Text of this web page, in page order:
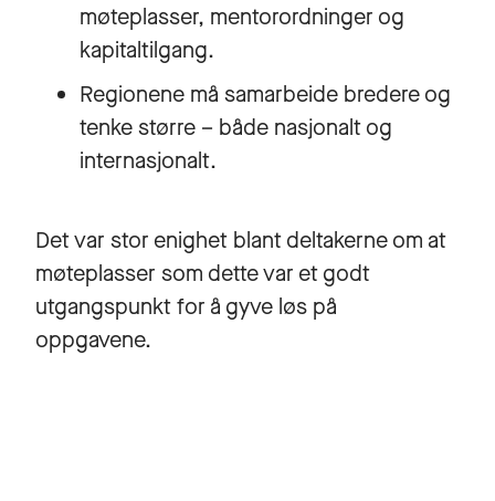
møteplasser, mentorordninger og
kapitaltilgang.
Regionene må samarbeide bredere og
tenke større – både nasjonalt og
internasjonalt.
Det var stor enighet blant deltakerne om at
møteplasser som dette var et godt
utgangspunkt for å gyve løs på
oppgavene.